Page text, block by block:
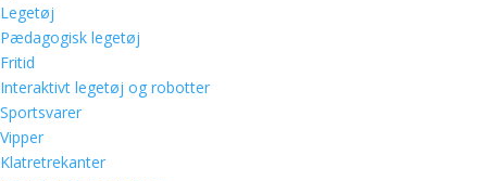
Legetøj
Pædagogisk legetøj
Fritid
Interaktivt legetøj og robotter
Sportsvarer
Vipper
Klatretrekanter